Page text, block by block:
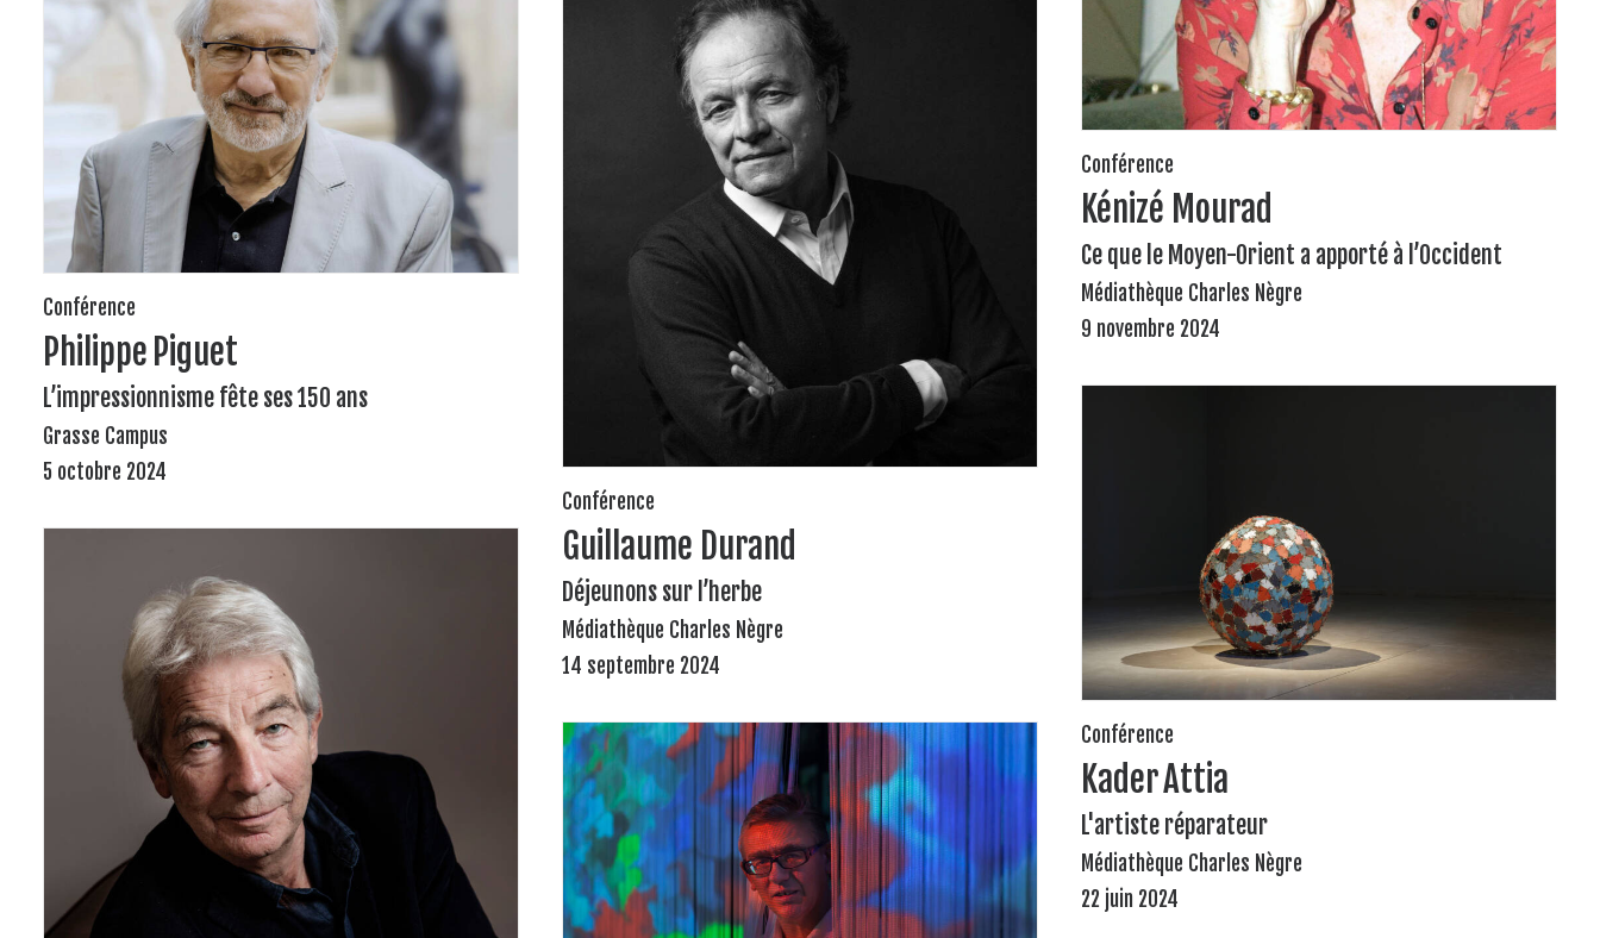
Conférence
Kénizé Mourad
Ce que le Moyen-Orient a apporté à l’Occident
Médiathèque Charles Nègre
9 novembre 2024
Conférence
Philippe Piguet
L’impressionnisme fête ses 150 ans
Grasse Campus
5 octobre 2024
Conférence
Guillaume Durand
Déjeunons sur l’herbe
Médiathèque Charles Nègre
14 septembre 2024
Conférence
Kader Attia
L'artiste réparateur
Médiathèque Charles Nègre
22 juin 2024